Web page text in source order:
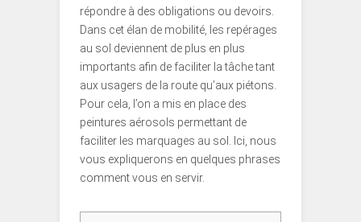
répondre à des obligations ou devoirs.
Dans cet élan de mobilité, les repérages
au sol deviennent de plus en plus
importants afin de faciliter la tâche tant
aux usagers de la route qu’aux piétons.
Pour cela, l’on a mis en place des
peintures aérosols permettant de
faciliter les marquages au sol. Ici, nous
vous expliquerons en quelques phrases
comment vous en servir.